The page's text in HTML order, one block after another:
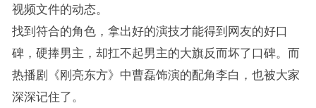
视频文件的动态。
找到符合的角色，拿出好的演技才能得到网友的好口
碑，硬捧男主，却扛不起男主的大旗反而坏了口碑。而
热播剧《刚亮东方》中曹磊饰演的配角李白，也被大家
深深记住了。